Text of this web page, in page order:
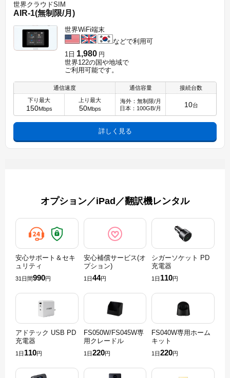
世界クラウドSIM
AIR-1(無制限/月)
世界WiFi端末
などで利用可
1日 1,980 円
世界122の国や地域で
ご利用可能です。
通信速度 通信容量
接続台数
下り最大
150Mbps
上り最大
50Mbps
海外：無制限/月
日本：100GB/月
10台
詳しく見る
オプション／iPad／翻訳機レンタル
安心サポート＆セキ
ュリティ
31日間990円
安心補償サービス(オ
プション)
1日44円
シガーソケット PD
充電器
1日 110円
アドテック USB PD
充電器
1日 110円
FS050W/FS045W専
用クレードル
1日220円
FS040W専用ホーム
キット
1日220円